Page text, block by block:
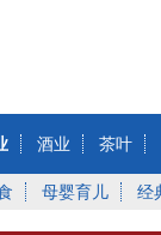
酒业 茶叶
母婴育儿 经